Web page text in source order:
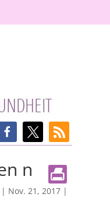
n
| Nov. 21, 2017|